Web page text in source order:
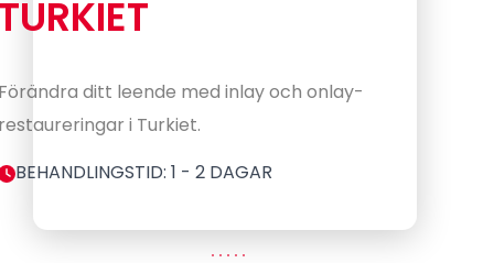
ditt leende med inlay och onlay-
i Turkiet.
BEHANDLINGSTID: 1 - 2 DAGAR